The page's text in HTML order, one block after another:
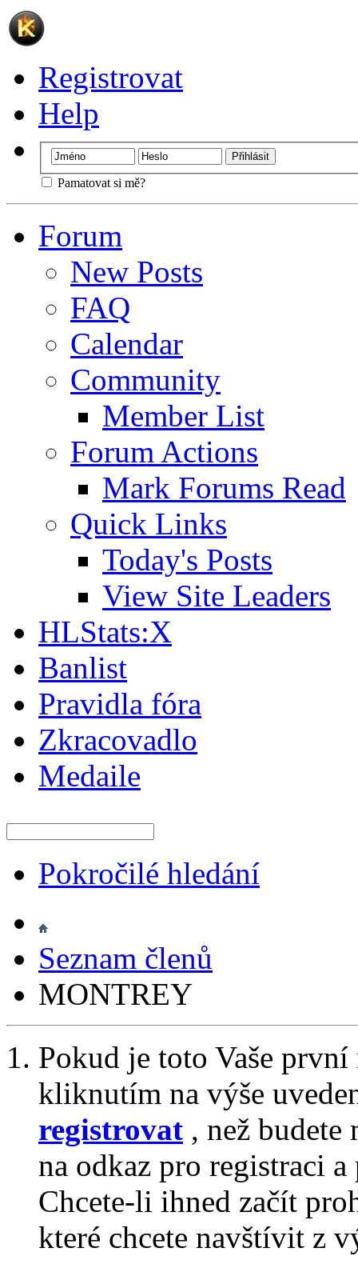
Registrovat
Help
Pamatovat si mě?
Forum
New Posts
FAQ
Calendar
Community
Member List
Forum Actions
Mark Forums Read
Quick Links
Today's Posts
View Site Leaders
HLStats:X
Banlist
Pravidla fóra
Zkracovadlo
Medaile
Pokročilé hledání
Seznam členů
MONTREY
Pokud je toto Vaše
kliknutím na výše
registrovat , než
na odkaz pro registraci
Chcete-li ihned začít
které chcete navštívit z